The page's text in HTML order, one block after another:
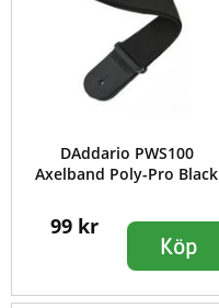
DAddario PWS100
Axelband Poly-Pro Black
99 kr
Köp